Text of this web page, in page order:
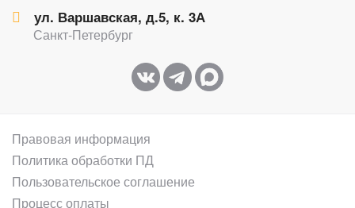
ул. Варшавская, д.5, к. 3А
Санкт-Петербург
Правовая информация
Политика обработки ПД
Пользовательское соглашение
Процесс оплаты